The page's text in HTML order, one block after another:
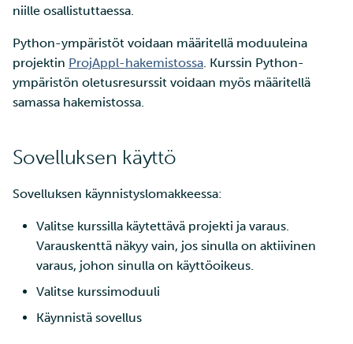
a
k
u
projektiisi
Palveluiden käyttöoikeuden
lisääminen projektille
hakeminen
Levykiintiöiden
kasvattaminen
Mahti-supertietokoneen
suuren osion käyttö
Interaktiivinen käyttö
Suorituskyvyn tarkistuslista
Tietokantainstanssin
koon muuttaminen
tehokkaaseen siirtoon
Wgetin käyttö datan
FileSenderillä
Datan siirtäminen IDAn ja
CSC:n
välillä
Versiohistoria
niille osallistuttaessa.
Python-ympäristöt voidaan määritellä moduuleina
projektin ProjAppl-hakemistossa. Kurssin Python-
ympäristön oletusresurssit voidaan myös määritellä
samassa hakemistossa.
Sovelluksen käyttö
Sovelluksen käynnistyslomakkeessa:
Valitse kurssilla käytettävä projekti ja varaus.
Varauskenttä näkyy vain, jos sinulla on aktiivinen
varaus, johon sinulla on käyttöoikeus.
Valitse kurssimoduuli
Käynnistä sovellus